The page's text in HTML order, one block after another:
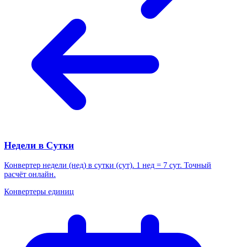
Недели в Сутки
Конвертер недели (нед) в сутки (сут). 1 нед = 7 сут. Точный
расчёт онлайн.
Конвертеры единиц